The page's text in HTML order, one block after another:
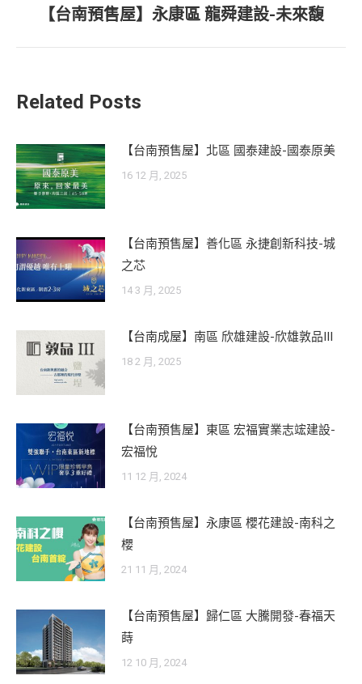
Next
【台南預售屋】永康區 龍舜建設-未來馥
Related Posts
【台南預售屋】北區 國泰建設-國泰原美
16 12 月, 2025
【台南預售屋】善化區 永捷創新科技-城
之芯
14 3 月, 2025
【台南成屋】南區 欣雄建設-欣雄敦品III
18 2 月, 2025
【台南預售屋】東區 宏福實業志竤建設-
宏福悅
11 12 月, 2024
【台南預售屋】永康區 櫻花建設-南科之
櫻
21 11 月, 2024
【台南預售屋】歸仁區 大騰開發-春福天
蒔
12 10 月, 2024